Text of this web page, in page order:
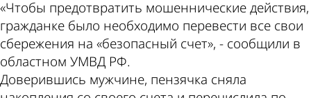
«Чтобы предотвратить мошеннические действия,
гражданке было необходимо перевести все свои
сбережения на «безопасный счет», - сообщили в
областном УМВД РФ.
Доверившись мужчине, пензячка сняла